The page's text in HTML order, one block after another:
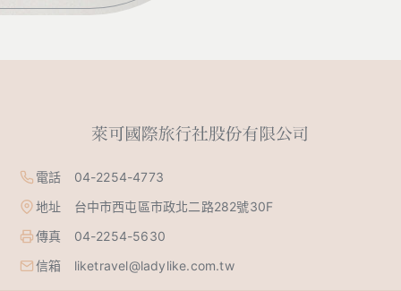
電話 04-2254-4773
地址 台中市西屯區市政北二路282號30F
傳真 04-2254-5630
信箱 liketravel@ladylike.com.tw